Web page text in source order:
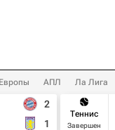
АПЛ Ла Лига
2
1
Теннис
Завершен